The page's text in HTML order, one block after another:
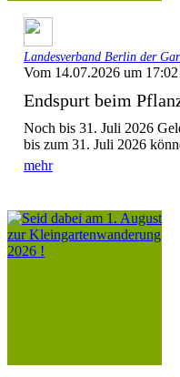
Landesverband Berlin der
Vom 14.07.2026 um
Endspurt beim
Noch bis 31. Juli 2026
bis zum 31. Juli 2026
mehr